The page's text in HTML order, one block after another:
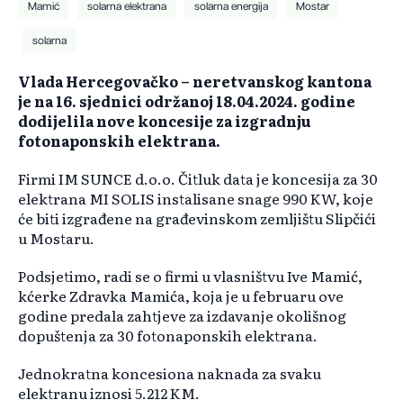
Mamić solarna elektrana solarna energija Mostar
solarna
Vlada Hercegovačko – neretvanskog kantona
je na 16. sjednici održanoj 18.04.2024. godine
dodijelila nove koncesije za izgradnju
fotonaponskih elektrana.
Firmi IM SUNCE d.o.o. Čitluk data je koncesija za 30
elektrana MI SOLIS instalisane snage 990 KW, koje
će biti izgrađene na građevinskom zemljištu Slipčići
u Mostaru.
Podsjetimo, radi se o firmi u vlasništvu Ive Mamić,
kćerke Zdravka Mamića, koja je u februaru ove
godine predala zahtjeve za izdavanje okolišnog
dopuštenja za 30 fotonaponskih elektrana.
Jednokratna koncesiona naknada za svaku
elektranu iznosi 5.212 KM.